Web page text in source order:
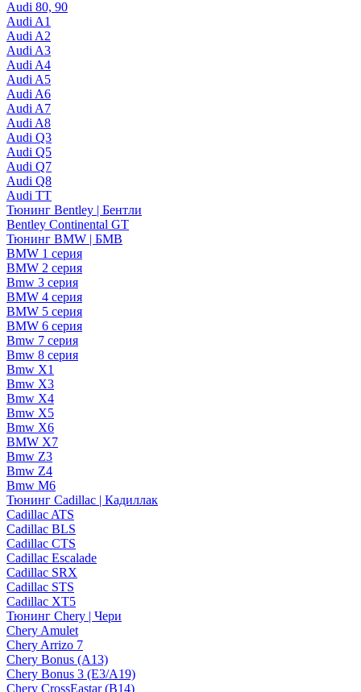
Audi 80, 90
Audi A1
Audi A2
Audi A3
Audi A4
Audi A5
Audi A6
Audi A7
Audi A8
Audi Q3
Audi Q5
Audi Q7
Audi Q8
Audi TT
Тюнинг Bentley | Бентли
Bentley Continental GT
Тюнинг BMW | БМВ
BMW 1 серия
BMW 2 серия
Bmw 3 серия
BMW 4 серия
BMW 5 серия
BMW 6 серия
Bmw 7 серия
Bmw 8 серия
Bmw X1
Bmw X3
Bmw X4
Bmw X5
Bmw X6
BMW X7
Bmw Z3
Bmw Z4
Bmw М6
Тюнинг Cadillac | Кадиллак
Cadillac ATS
Cadillac BLS
Cadillac CTS
Cadillac Escalade
Cadillac SRX
Cadillac STS
Cadillac XT5
Тюнинг Chery | Чери
Chery Amulet
Chery Arrizo 7
Chery Bonus (A13)
Chery Bonus 3 (E3/A19)
Chery CrossEastar (B14)